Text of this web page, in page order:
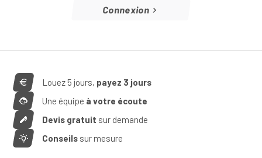
Connexion
Louez 5 jours, payez 3 jours
Une équipe à votre écoute
Devis gratuit sur demande
Conseils sur mesure